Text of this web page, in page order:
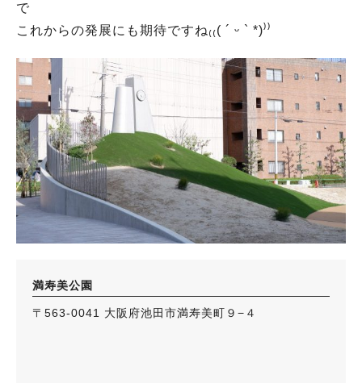
で
これからの発展にも期待ですね₍₍( ´ ᵕ ` *)⁾⁾
満寿美公園
〒563-0041 大阪府池田市満寿美町９−４